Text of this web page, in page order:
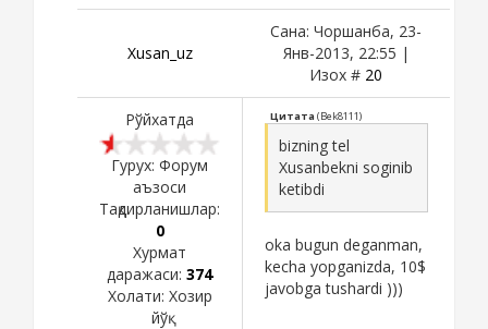
Xusan_uz
Сана: Чоршанба, 23-
Янв-2013, 22:55 |
Изох # 20
Рўйхатда
Гурух: Форум
аъзоси
Тақдирланишлар:
0
Хурмат
даражаси: 374
Холати: Хозир
йўқ
Цитата (Bek8111)
bizning tel
Xusanbekni soginib
ketibdi
oka bugun deganman,
kecha yopganizda, 10$
javobga tushardi )))